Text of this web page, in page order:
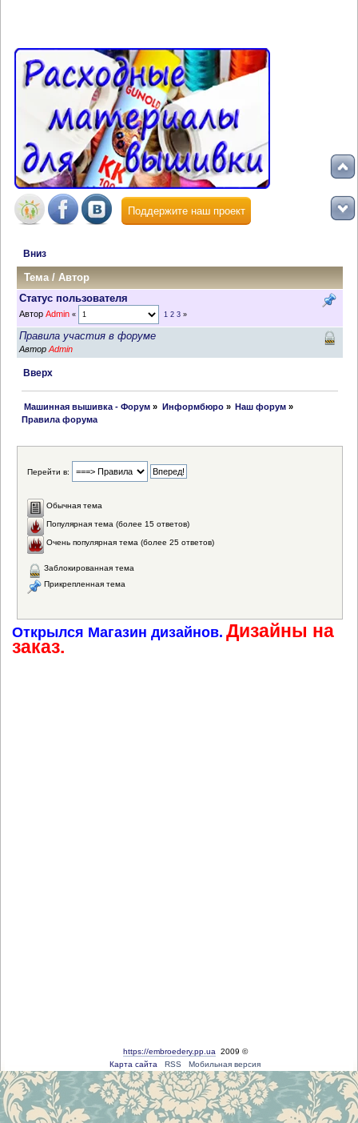
Поддержите наш проект
Вниз
Тема/Автор
Статус пользователя
Автор Admin « 1 2 3»
Правила участия в форуме
АвторAdmin
Вверх
Машинная вышивка - Форум » Информбюро» Наш форум »
Правила форума
Перейти в:
Обычная тема
Популярная тема (более 15 ответов)
Очень популярная тема (более 25 ответов)
Заблокированная тема
Прикрепленная тема
Открылся Магазин дизайнов. Дизайны на
заказ.
https://embroedery.pp.ua 2009 ©
Карта сайта
RSS Мобильная версия